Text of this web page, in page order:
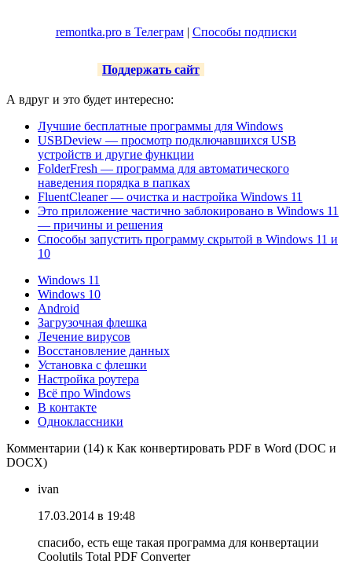
remontka.pro в Телеграм| Способы подписки
Поддержать сайт
А вдруг и это будет интересно:
Лучшие бесплатные программы для Windows
USBDeview — просмотр подключавшихся USB
устройств и другие функции
FolderFresh — программа для автоматического
наведения порядка в папках
FluentCleaner — очистка и настройка Windows 11
Это приложение частично заблокировано в Windows 11
— причины и решения
Способы запустить программу скрытой в Windows 11 и
10
Windows 11
Windows 10
Android
Загрузочная флешка
Лечение вирусов
Восстановление данных
Установка с флешки
Настройка роутера
Всё про Windows
В контакте
Одноклассники
Комментарии (14) к Как конвертировать PDF в Word (DOC и
DOCX)
ivan
17.03.2014 в 19:48
спасибо, есть еще такая программа для конвертации
Coolutils Total PDF Converter